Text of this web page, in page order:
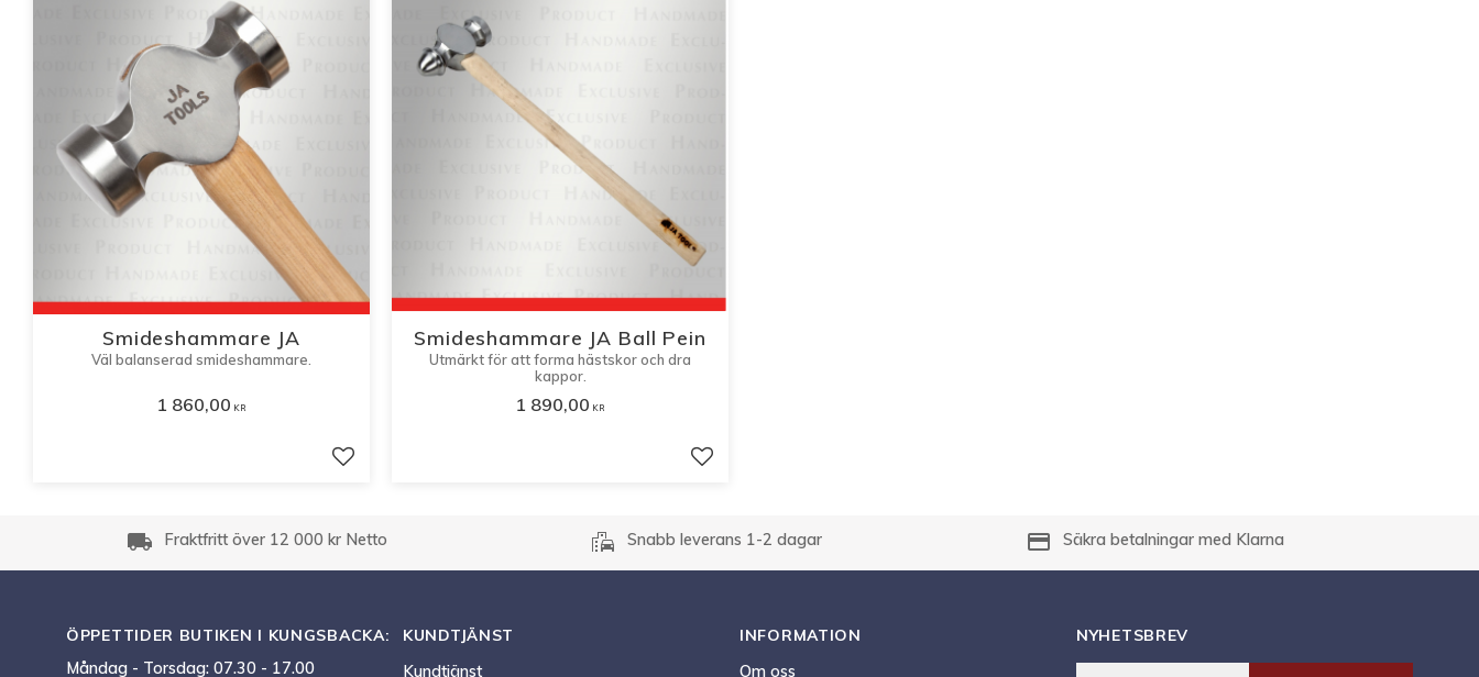
Smideshammare JA
Väl balanserad smideshammare.
1 860,00 KR
Lägg till i favoriter
Smideshammare JA Ball Pein
Utmärkt för att forma hästskor och dra
kappor.
1 890,00 KR
Lägg till i favoriter
local_shipping Fraktfritt över 12 000 kr Netto emoji_transportation Snabb leverans 1-2 dagar payment Säkra betalningar med Klarna
ÖPPETTIDER BUTIKEN I KUNGSBACKA:
Måndag - Torsdag: 07.30 - 17.00
KUNDTJÄNST
Kundtjänst
INFORMATION
Om oss
NYHETSBREV